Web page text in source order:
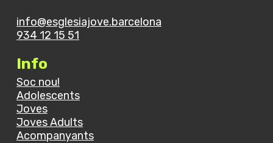
info@esglesiajove.barcelona
934 12 15 51
Info
Soc nou!
Adolescents
Joves
Joves Adults
Acompanyants